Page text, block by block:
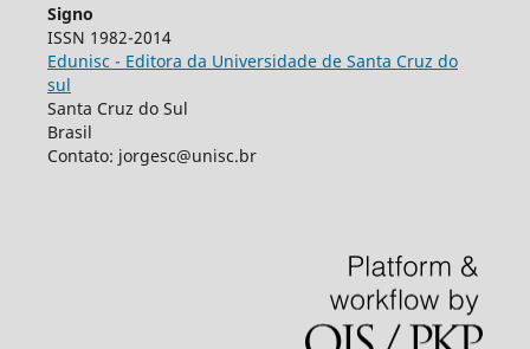
Signo
ISSN 1982-2014
Edunisc - Editora da Universidade de Santa Cruz do
sul
Santa Cruz do Sul
Brasil
Contato: jorgesc@unisc.br